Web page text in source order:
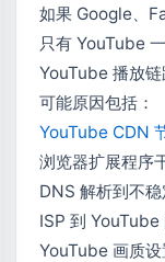
如果 Google、
只有 YouTube
YouTube 播放链
可能原因包括：
YouTube CDN
浏览器扩展程序
DNS 解析到不稳
ISP 到 YouTube
YouTube 画质设